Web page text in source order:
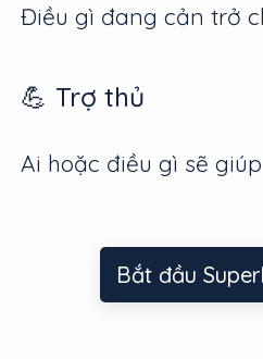
Điều gì đang cản trở
💪 Trợ thủ
Ai hoặc điều gì sẽ
Bắt đầu